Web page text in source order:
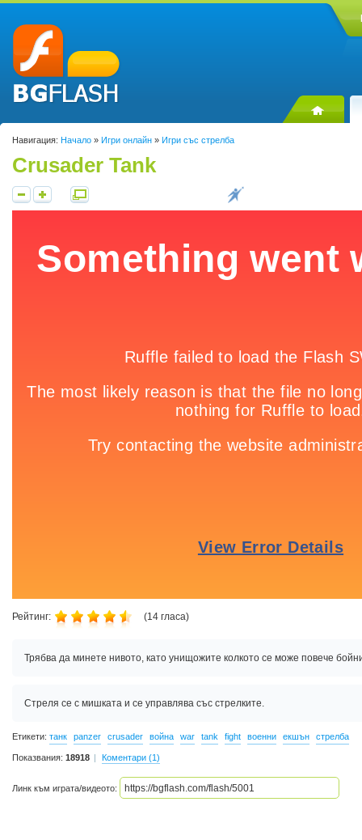
Навигация: Начало » Игри онлайн » Игри със стрелба
Crusader Tank
Рейтинг: (14 гласа)
Трябва да минете нивото, като унищожите колкото се може повече
Стреля се с мишката и се управлява със стрелките.
Етикети: танк panzer crusader война war tank fight военни екшън стрелба
Показвания: 18918 Коментари (1)
Линк към играта/видеото: